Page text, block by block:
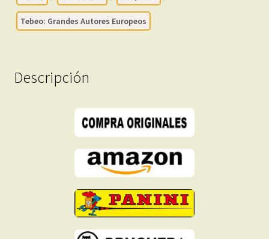
Descarga
Inmediata
Tebeo: Grandes Autores Europeos
Descripción